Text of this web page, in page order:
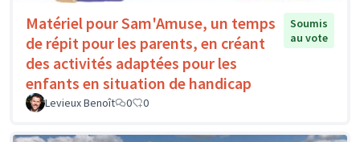
Matériel pour Sam'Amuse, un temps
de répit pour les parents, en créant
des activités adaptées pour les
enfants en situation de handicap
Soumis
au vote
Levieux Benoît 0 0